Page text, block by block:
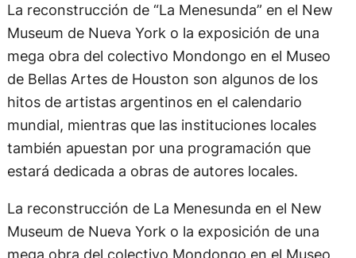
La reconstrucción de “La Menesunda” en el New
Museum de Nueva York o la exposición de una
mega obra del colectivo Mondongo en el Museo
de Bellas Artes de Houston son algunos de los
hitos de artistas argentinos en el calendario
mundial, mientras que las instituciones locales
también apuestan por una programación que
estará dedicada a obras de autores locales.
La reconstrucción de La Menesunda en el New
Museum de Nueva York o la exposición de una
mega obra del colectivo Mondongo en el Museo